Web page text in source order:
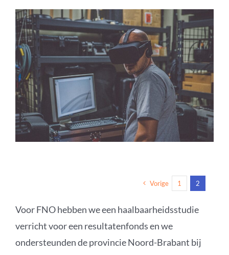
Vorige 1 2
Voor FNO hebben we een haalbaarheidsstudie
verricht voor een resultatenfonds en we
ondersteunden de provincie Noord-Brabant bij